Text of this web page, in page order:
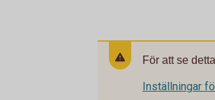
För att se
Inställningar